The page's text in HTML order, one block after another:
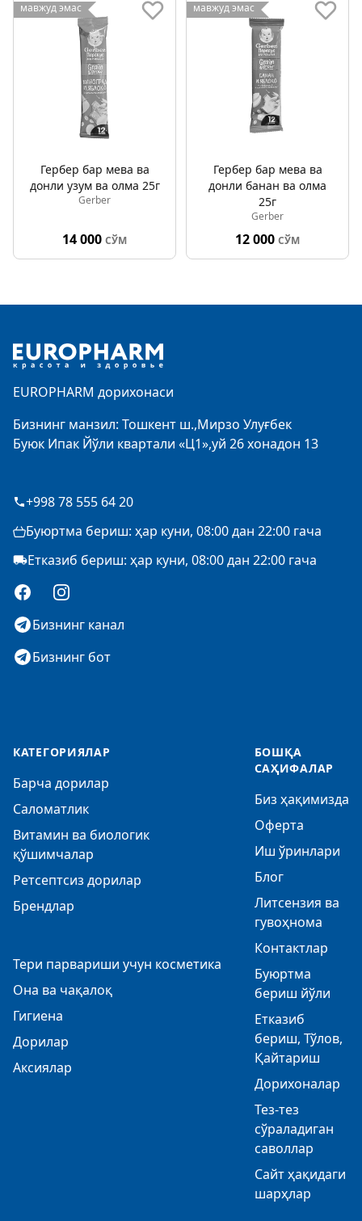
мавжуд эмас
Гербер бар мева ва
донли узум ва олма 25г
Gerber
14 000 СЎМ
мавжуд эмас
Гербер бар мева ва
донли банан ва олма
25г
Gerber
12 000 СЎМ
EUROPHARM дорихонаси
Бизнинг манзил: Тошкент ш.,Мирзо Улуғбек
Буюк Ипак Йўли квартали «Ц1»,уй 26 хонадон 13
+998 78 555 64 20
Буюртма бериш: ҳар куни, 08:00 дан 22:00 гача
Етказиб бериш: ҳар куни, 08:00 дан 22:00 гача
FacebookInstagram
Бизнинг канал
Бизнинг бот
КАТЕГОРИЯЛАР
Барча дорилар
Саломатлик
Витамин ва биологик
қўшимчалар
Ретсептсиз дорилар
Брендлар
Тери парвариши учун косметика
Она ва чақалоқ
Гигиена
Дорилар
Аксиялар
БОШҚА
САҲИФАЛАР
Биз ҳақимизда
Оферта
Иш ўринлари
Блог
Литсензия ва
гувоҳнома
Контактлар
Буюртма
бериш йўли
Етказиб
бериш, Тўлов,
Қайтариш
Дорихоналар
Тез-тез
сўраладиган
саволлар
Сайт ҳақидаги
шарҳлар